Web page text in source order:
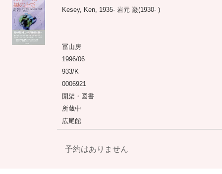
Kesey, Ken, 1935- 岩元 巌(1930- )
冨山房
1996/06
933/K
0006921
開架・図書
所蔵中
広尾館
予約はありません